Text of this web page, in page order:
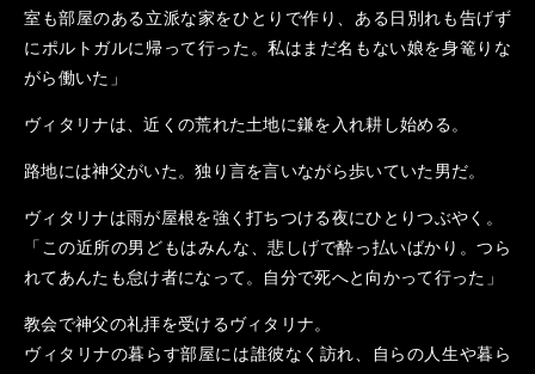
室も部屋のある立派な家をひとりで作り、ある日別れも告げず
にポルトガルに帰って行った。私はまだ名もない娘を身篭りな
がら働いた」
ヴィタリナは、近くの荒れた土地に鎌を入れ耕し始める。
路地には神父がいた。独り言を言いながら歩いていた男だ。
ヴィタリナは雨が屋根を強く打ちつける夜にひとりつぶやく。
「この近所の男どもはみんな、悲しげで酔っ払いばかり。つら
れてあんたも怠け者になって。自分で死へと向かって行った」
教会で神父の礼拝を受けるヴィタリナ。
ヴィタリナの暮らす部屋には誰彼なく訪れ、自らの人生や暮ら